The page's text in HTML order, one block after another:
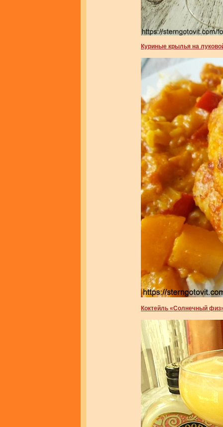
Куриные крылья на
Коктейль «Солнечный